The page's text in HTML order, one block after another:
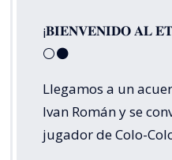
¡𝐁𝐈𝐄𝐍𝐕𝐄𝐍𝐈𝐃𝐎 𝐀𝐋
⚪⚫
Llegamos a un
Ivan Román y se
jugador de Colo-